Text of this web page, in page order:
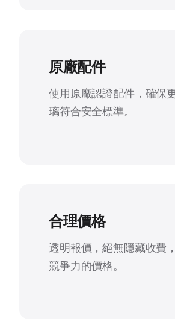
原廠配件
使用原廠認證配件，確保
璃符合安全標準。
合理價格
透明報價，絕無隱藏收費
競爭力的價格。